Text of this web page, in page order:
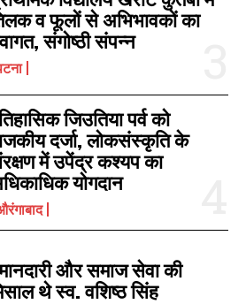
thePrivacy Policy.
व फूलों से अभिभावकों का
संगोष्ठी संपन्न
जिउतिया पर्व को
दर्जा, लोकसंस्कृति के
में उपेंद्र कश्यप का
योगदान
और समाज सेवा की
थे स्व. वशिष्ठ सिंह